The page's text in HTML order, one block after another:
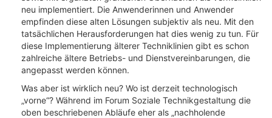
neu implementiert. Die Anwenderinnen und Anwender
empfinden diese alten Lösungen subjektiv als neu. Mit den
tatsächlichen Herausforderungen hat dies wenig zu tun. Für
diese Implementierung älterer Techniklinien gibt es schon
zahlreiche ältere Betriebs- und Dienstvereinbarungen, die
angepasst werden können.
Was aber ist wirklich neu? Wo ist derzeit technologisch
„vorne“? Während im Forum Soziale Technikgestaltung die
oben beschriebenen Abläufe eher als „nachholende